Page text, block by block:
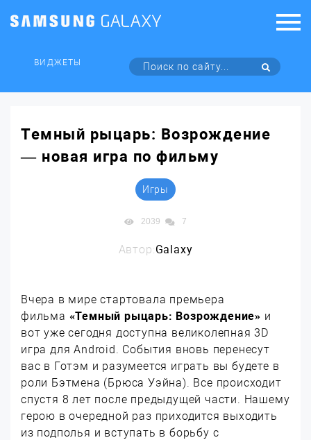
ВИДЖЕТЫ
Темный рыцарь: Возрождение
— новая игра по фильму
Игры
2039 7
Автор:Galaxy
Вчера в мире стартовала премьера
фильма «Темный рыцарь: Возрождение» и
вот уже сегодня доступна великолепная 3D
игра для Android. События вновь перенесут
вас в Готэм и разумеется играть вы будете в
роли Бэтмена (Брюса Уэйна). Все происходит
спустя 8 лет после предыдущей части. Нашему
герою в очередной раз приходится выходить
из подполья и вступать в борьбу с